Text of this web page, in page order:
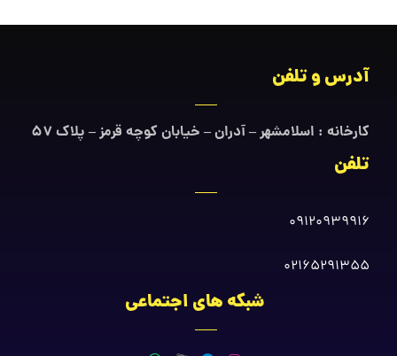
آدرس و تلفن
کارخانه : اسلامشهر – آدران – خیابان کوچه قرمز – پلاک ۵۷
تلفن
09120939916
02165291355
شبکه های اجتماعی